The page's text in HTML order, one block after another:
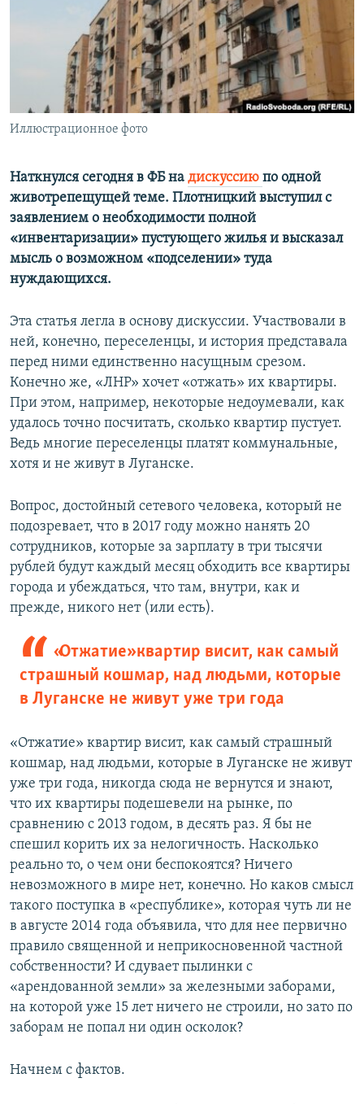
ПОБЕДИТЕЛЕЙ НЕ СУДЯТ?
КРЫМ.НЕПОКОРЕННЫЙ
УКРАИНСКАЯ ПРОБЛЕМА КРЫМА
ПРИСОЕДИНЯЙТЕСЬ!
Все сайты RFE/RL
Иллюстрационное фото
Наткнулся сегодня в ФБ на дискуссию по одной
животрепещущей теме. Плотницкий выступил с
заявлением о необходимости полной
«инвентаризации» пустующего жилья и высказал
мысль о возможном «подселении» туда
нуждающихся.
Эта статья легла в основу дискуссии. Участвовали в
ней, конечно, переселенцы, и история представала
перед ними единственно насущным срезом.
Конечно же, «ЛНР» хочет «отжать» их квартиры.
При этом, например, некоторые недоумевали, как
удалось точно посчитать, сколько квартир пустует.
Ведь многие переселенцы платят коммунальные,
хотя и не живут в Луганске.
Вопрос, достойный сетевого человека, который не
подозревает, что в 2017 году можно нанять 20
сотрудников, которые за зарплату в три тысячи
рублей будут каждый месяц обходить все квартиры
города и убеждаться, что там, внутри, как и
прежде, никого нет (или есть).
«Отжатие» квартир висит, как самый
страшный кошмар, над людьми, которые
в Луганске не живут уже три года
«Отжатие» квартир висит, как самый страшный
кошмар, над людьми, которые в Луганске не живут
уже три года, никогда сюда не вернутся и знают,
что их квартиры подешевели на рынке, по
сравнению с 2013 годом, в десять раз. Я бы не
спешил корить их за нелогичность. Насколько
реально то, о чем они беспокоятся? Ничего
невозможного в мире нет, конечно. Но каков смысл
такого поступка в «республике», которая чуть ли не
в августе 2014 года объявила, что для нее первично
правило священной и неприкосновенной частной
собственности? И сдувает пылинки с
«арендованной земли» за железными заборами,
на которой уже 15 лет ничего не строили, но зато по
заборам не попал ни один осколок?
Начнем с фактов.